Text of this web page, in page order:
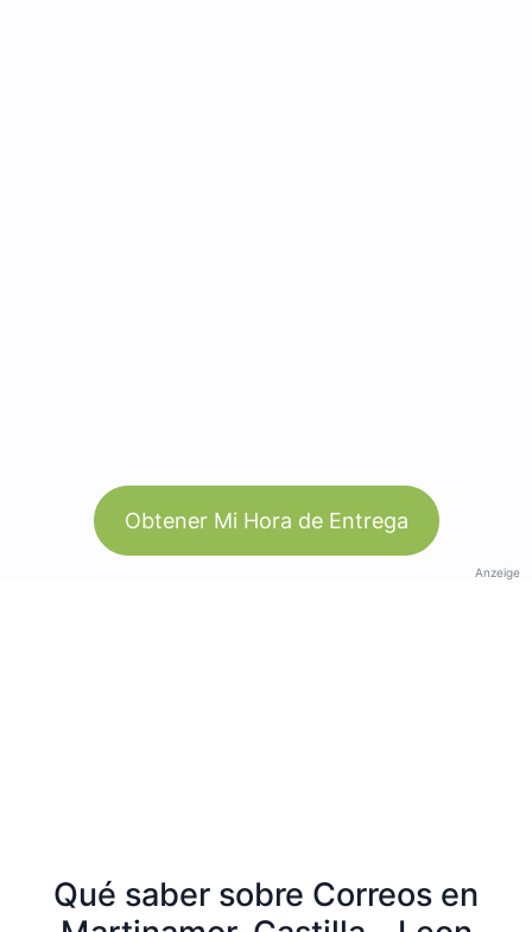
Obtener Mi Hora de Entrega
Anzeige
Qué saber sobre Correos en